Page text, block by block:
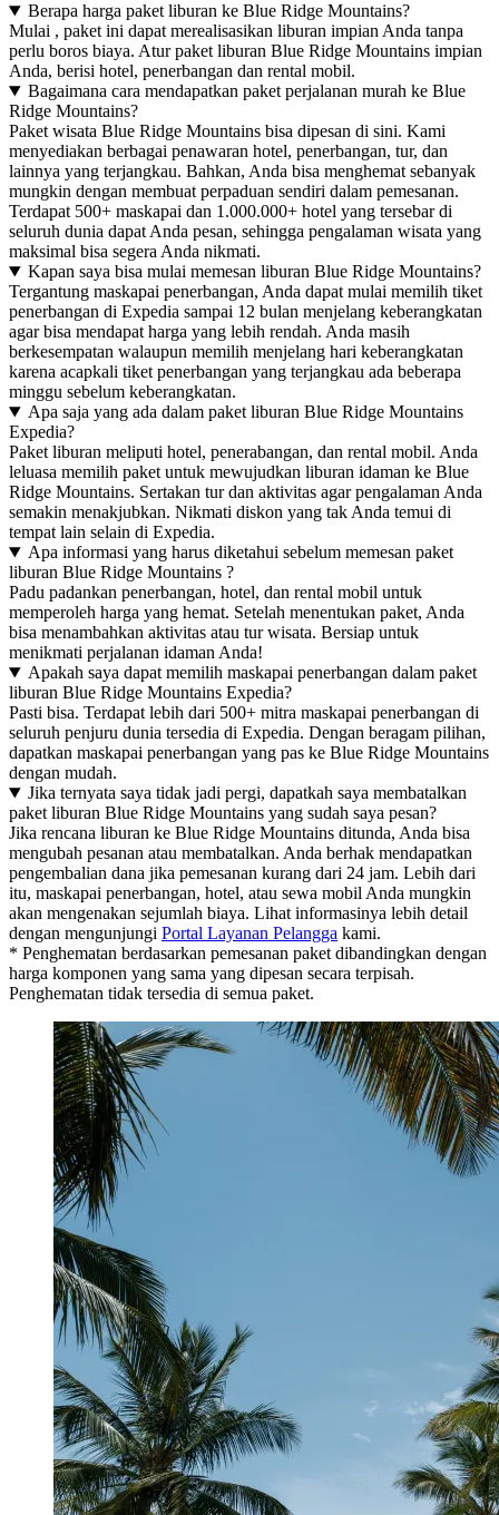
Berapa harga paket liburan ke Blue Ridge Mountains?
Mulai , paket ini dapat merealisasikan liburan impian Anda tanpa
perlu boros biaya. Atur paket liburan Blue Ridge Mountains impian
Anda, berisi hotel, penerbangan dan rental mobil.
Bagaimana cara mendapatkan paket perjalanan murah ke Blue
Ridge Mountains?
Paket wisata Blue Ridge Mountains bisa dipesan di sini. Kami
menyediakan berbagai penawaran hotel, penerbangan, tur, dan
lainnya yang terjangkau. Bahkan, Anda bisa menghemat sebanyak
mungkin dengan membuat perpaduan sendiri dalam pemesanan.
Terdapat 500+ maskapai dan 1.000.000+ hotel yang tersebar di
seluruh dunia dapat Anda pesan, sehingga pengalaman wisata yang
maksimal bisa segera Anda nikmati.
Kapan saya bisa mulai memesan liburan Blue Ridge Mountains?
Tergantung maskapai penerbangan, Anda dapat mulai memilih tiket
penerbangan di Expedia sampai 12 bulan menjelang keberangkatan
agar bisa mendapat harga yang lebih rendah. Anda masih
berkesempatan walaupun memilih menjelang hari keberangkatan
karena acapkali tiket penerbangan yang terjangkau ada beberapa
minggu sebelum keberangkatan.
Apa saja yang ada dalam paket liburan Blue Ridge Mountains
Expedia?
Paket liburan meliputi hotel, penerabangan, dan rental mobil. Anda
leluasa memilih paket untuk mewujudkan liburan idaman ke Blue
Ridge Mountains. Sertakan tur dan aktivitas agar pengalaman Anda
semakin menakjubkan. Nikmati diskon yang tak Anda temui di
tempat lain selain di Expedia.
Apa informasi yang harus diketahui sebelum memesan paket
liburan Blue Ridge Mountains ?
Padu padankan penerbangan, hotel, dan rental mobil untuk
memperoleh harga yang hemat. Setelah menentukan paket, Anda
bisa menambahkan aktivitas atau tur wisata. Bersiap untuk
menikmati perjalanan idaman Anda!
Apakah saya dapat memilih maskapai penerbangan dalam paket
liburan Blue Ridge Mountains Expedia?
Pasti bisa. Terdapat lebih dari 500+ mitra maskapai penerbangan di
seluruh penjuru dunia tersedia di Expedia. Dengan beragam pilihan,
dapatkan maskapai penerbangan yang pas ke Blue Ridge Mountains
dengan mudah.
Jika ternyata saya tidak jadi pergi, dapatkah saya membatalkan
paket liburan Blue Ridge Mountains yang sudah saya pesan?
Jika rencana liburan ke Blue Ridge Mountains ditunda, Anda bisa
mengubah pesanan atau membatalkan. Anda berhak mendapatkan
pengembalian dana jika pemesanan kurang dari 24 jam. Lebih dari
itu, maskapai penerbangan, hotel, atau sewa mobil Anda mungkin
akan mengenakan sejumlah biaya. Lihat informasinya lebih detail
dengan mengunjungi Portal Layanan Pelangga kami.
* Penghematan berdasarkan pemesanan paket dibandingkan dengan
harga komponen yang sama yang dipesan secara terpisah.
Penghematan tidak tersedia di semua paket.